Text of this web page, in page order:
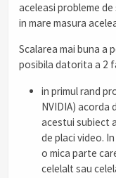
aceleasi probleme
in mare masura
Scalarea mai buna
posibila datorita a 2
in primul rand
NVIDIA) acorda
acestui subiect
de placi video.
o mica parte
celelalt sau